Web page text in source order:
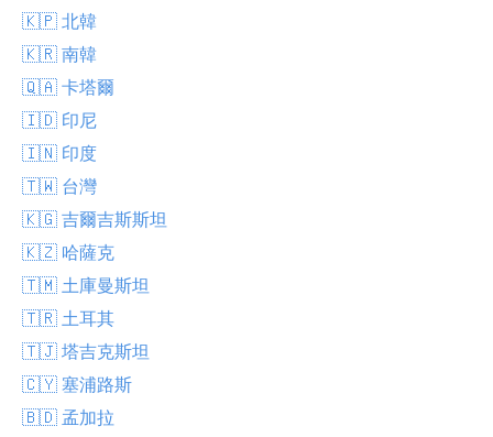
🇰🇵 北韓
🇰🇷 南韓
🇶🇦 卡塔爾
🇮🇩 印尼
🇮🇳 印度
🇹🇼 台灣
🇰🇬 吉爾吉斯斯坦
🇰🇿 哈薩克
🇹🇲 土庫曼斯坦
🇹🇷 土耳其
🇹🇯 塔吉克斯坦
🇨🇾 塞浦路斯
🇧🇩 孟加拉